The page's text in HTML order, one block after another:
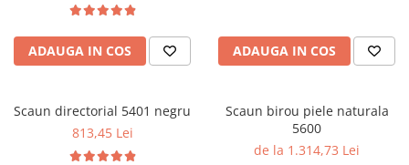
ADAUGA IN COS ADAUGA IN COS
Scaun directorial 5401 negru
813,45 Lei
Scaun birou piele naturala
5600
de la 1.314,73 Lei